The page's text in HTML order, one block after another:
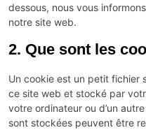
dessous, nous vous
notre site web.
2. Que sont les
Un cookie est un petit fichier
ce site web et stocké par
votre ordinateur ou d’un
sont stockées peuvent être